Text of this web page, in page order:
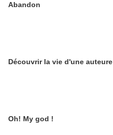
Abandon
Découvrir la vie d'une auteure
Oh! My god !